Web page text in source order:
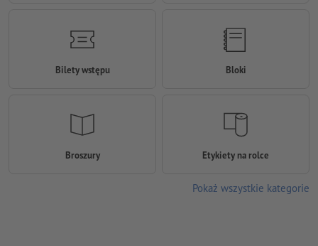
Bilety wstępu Bloki
Broszury Etykiety na rolce
Pokaż wszystkie kategorie